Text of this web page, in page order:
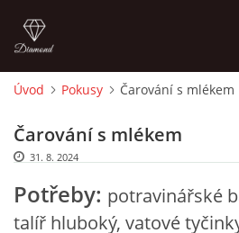
O MĚ
FOTOALBUM
Úvod Pokusy Čarování s mlékem
Čarování s mlékem
31. 8. 2024
Potřeby: potravinářské
talíř hluboký, vatové